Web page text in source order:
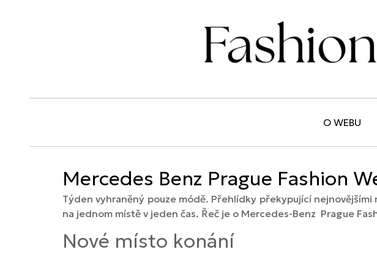
O WEBU
Mercedes Benz Prague Fashion
Týden vyhraněný pouze módě. Přehlídky překypující
na jednom místě v jeden čas. Řeč je o Mercedes-Benz Prague
Nové místo konání